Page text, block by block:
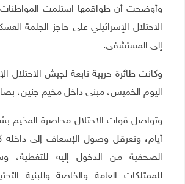
وأوضحت أن طواقمها استلمت
الاحتلال الإسرائيلي على حاجز الجلمة
إلى المستشفى.
وكانت طائرة حربية تابعة لجيش الاحتلال
اليوم الخميس، مبنى داخل مخيم جنين،
أيام، وتعرقل وصول الإسعاف إلى داخله
الصحفية من الدخول إليه للتغطية،
للممتلكات العامة والخاصة وللبنية